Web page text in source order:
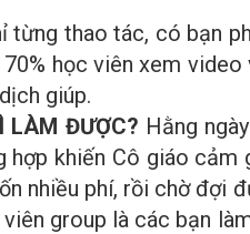
từng thao tác, có bạn
học viên xem
giúp.
LÀM ĐƯỢC? Hằng
khiến Cô giáo
nhiều phí, rồi chờ đợi
group là các bạn